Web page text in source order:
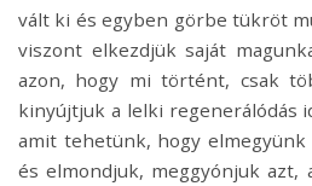
vált ki és egyben görbe tükröt
viszont elkezdjük saját
azon, hogy mi történt, csak
kinyújtjuk a lelki regenerálódás
amit tehetünk, hogy elmegyünk
és elmondjuk, meggyónjuk azt,